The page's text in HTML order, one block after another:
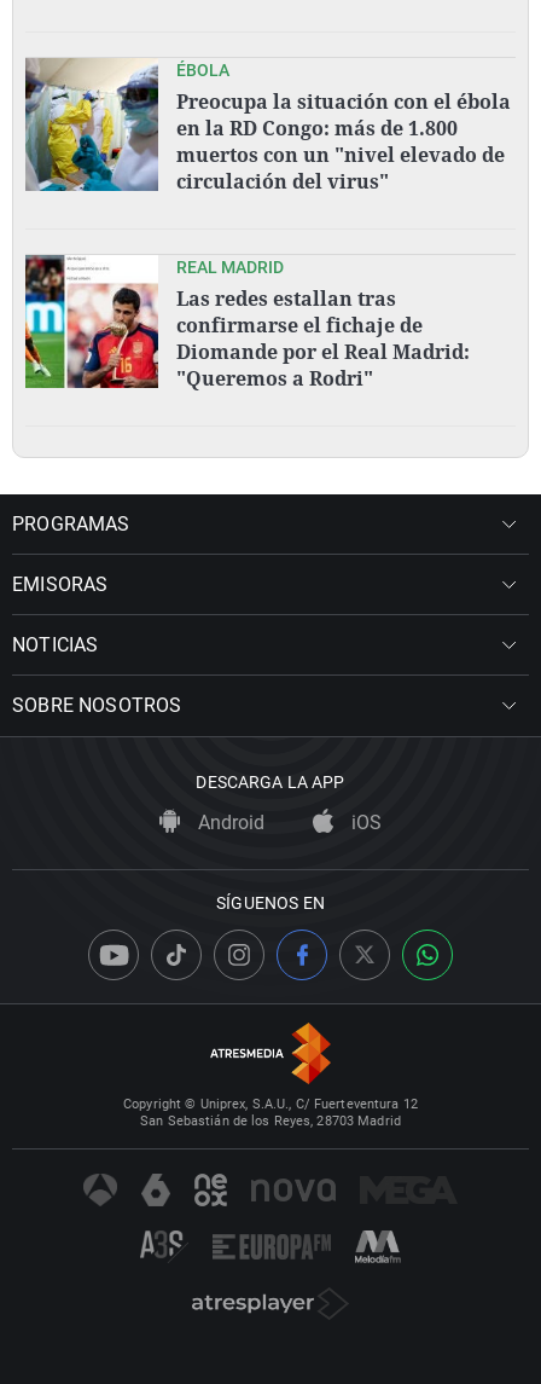
ÉBOLA
Preocupa la situación con el ébola
en la RD Congo: más de 1.800
muertos con un "nivel elevado de
circulación del virus"
REAL MADRID
Las redes estallan tras
confirmarse el fichaje de
Diomande por el Real Madrid:
"Queremos a Rodri"
PROGRAMAS
EMISORAS
NOTICIAS
SOBRE NOSOTROS
DESCARGA LA APP
Android iOS
SÍGUENOS EN
Copyright © Uniprex, S.A.U., C/ Fuerteventura 12
San Sebastián de los Reyes, 28703 Madrid